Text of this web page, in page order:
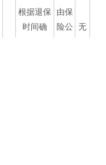
根据退保
时间确
由保
险公
无